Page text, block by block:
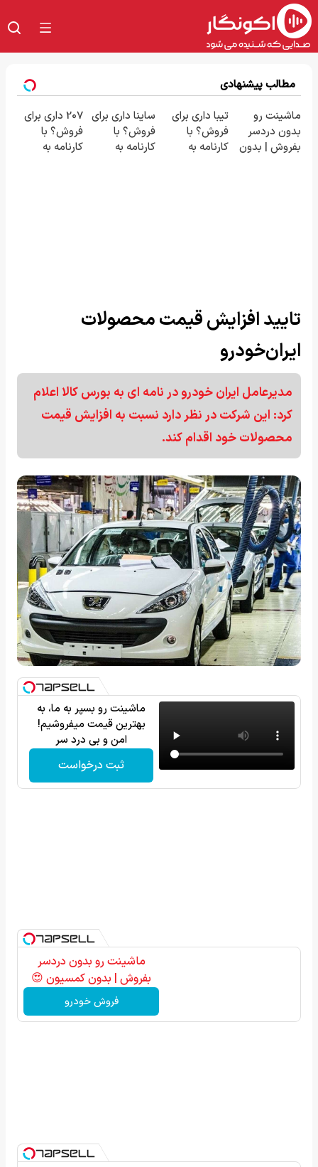
مطالب پیشنهادی
ماشینت رو
بدون دردسر
بفروش | بدون
تیبا داری برای
فروش؟ با
کارنامه به
ساینا داری برای
فروش؟ با
کارنامه به
207 داری برای
فروش؟ با
کارنامه به
تایید افزایش قیمت محصولات
ایران‌خودرو
مدیرعامل ایران خودرو در نامه‌ ای به بورس کالا اعلام
کرد: این شرکت در نظر دارد نسبت به افزایش قیمت
محصولات خود اقدام کند.
ماشینت رو بسپر به ما، به
بهترین قیمت میفروشیم!
امن و بی درد سر
ثبت درخواست
ماشینت رو بدون دردسر
بفروش | بدون کمسیون 😍
فروش خودرو